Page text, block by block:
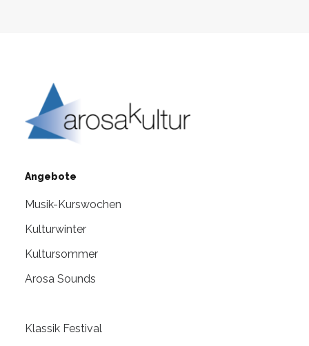
Angebote
Musik-Kurswochen
Kulturwinter
Kultursommer
Arosa Sounds
Klassik Festival